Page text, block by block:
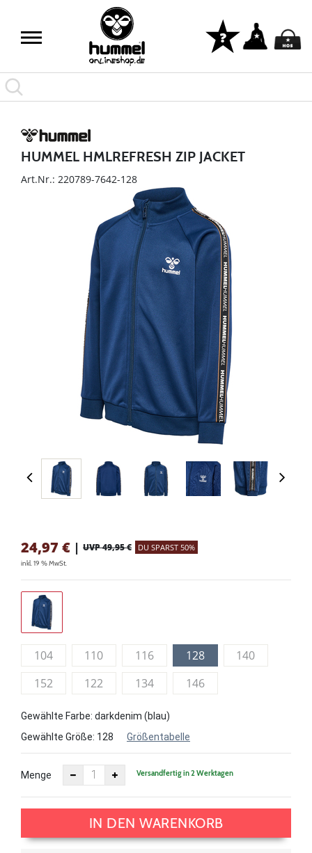
HUMMEL HMLREFRESH ZIP JACKET
Art.Nr.: 220789-7642-128
24,97 € | UVP 49,95 € DU SPARST 50%
inkl. 19 % MwSt.
104 110 116 128
140
152
122 134 146
Gewählte Farbe: darkdenim (blau)
Gewählte Größe: 128 Größentabelle
Menge Versandfertig in 2 Werktagen
IN DEN WARENKORB